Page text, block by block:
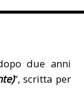
due anni
“, scritta per